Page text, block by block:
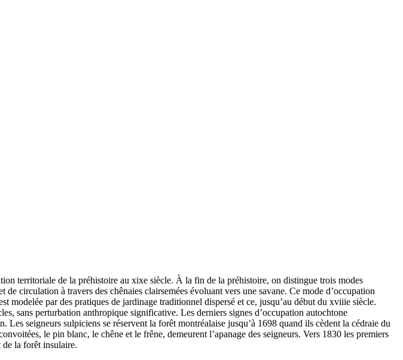
territoriale de la préhistoire au xixe siècle. À la fin de la préhistoire, on distingue trois modes
circulation à travers des chênaies clairsemées évoluant vers une savane. Ce mode d’occupation
modelée par des pratiques de jardinage traditionnel dispersé et ce, jusqu’au début du xviiie siècle.
sans perturbation anthropique significative. Les derniers signes d’occupation autochtone
seigneurs sulpiciens se réservent la forêt montréalaise jusqu’à 1698 quand ils cèdent la cédraie du
le pin blanc, le chêne et le frêne, demeurent l’apanage des seigneurs. Vers 1830 les premiers
de la forêt insulaire.